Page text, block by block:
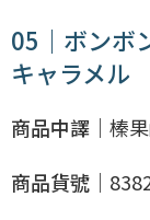
05｜ボンボ
キャラメル
商品中譯｜ 榛
商品貨號｜